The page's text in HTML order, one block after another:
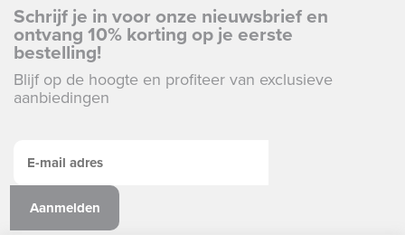
Schrijf je in voor onze nieuwsbrief en
ontvang 10% korting op je eerste
bestelling!
Blijf op de hoogte en profiteer van exclusieve
aanbiedingen